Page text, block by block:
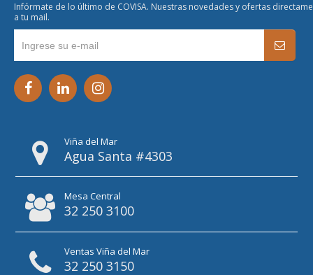
Infórmate de lo último de COVISA. Nuestras novedades y ofertas
a tu mail.
Viña del Mar
Agua Santa #4303
Mesa Central
32 250 3100
Ventas Viña del Mar
32 250 3150